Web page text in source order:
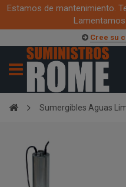
Estamos de mantenimiento.
Cree su
Sumergibles Aguas